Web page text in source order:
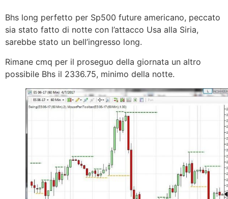
Bhs long perfetto per Sp500 future americano, peccato
sia stato fatto di notte con l’attacco Usa alla Siria,
sarebbe stato un bell’ingresso long.
Rimane cmq per il proseguo della giornata un altro
possibile Bhs il 2336.75, minimo della notte.